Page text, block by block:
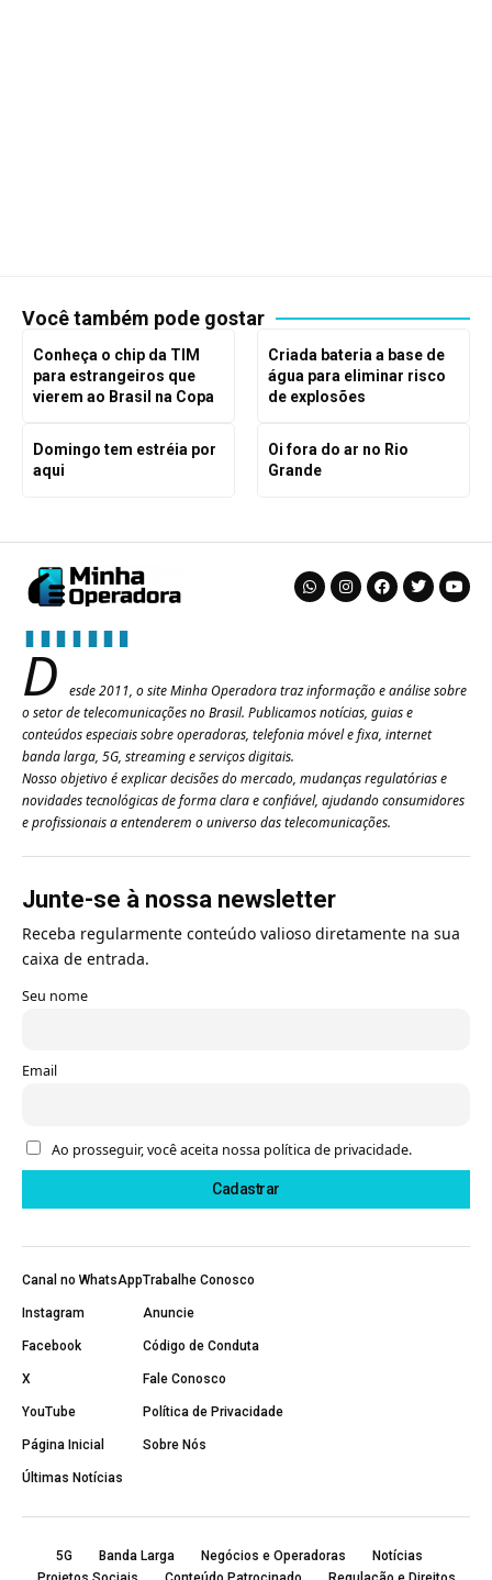
Você também pode gostar
Conheça o chip da TIM
para estrangeiros que
vierem ao Brasil na Copa
Criada bateria a base de
água para eliminar risco
de explosões
Domingo tem estréia por
aqui
Oi fora do ar no Rio
Grande
D
esde 2011, o site Minha Operadora traz informação e análise sobre
o setor de telecomunicações no Brasil. Publicamos notícias, guias e
conteúdos especiais sobre operadoras, telefonia móvel e fixa, internet
banda larga, 5G, streaming e serviços digitais.
Nosso objetivo é explicar decisões do mercado, mudanças regulatórias e
novidades tecnológicas de forma clara e confiável, ajudando consumidores
e profissionais a entenderem o universo das telecomunicações.
Junte-se à nossa newsletter
Receba regularmente conteúdo valioso diretamente na sua
caixa de entrada.
Seu nome
Email
Ao prosseguir, você aceita nossa política de privacidade.
Canal no WhatsApp
Instagram
Facebook
X
YouTube
Página Inicial
Últimas Notícias
Trabalhe Conosco
Anuncie
Código de Conduta
Fale Conosco
Política de Privacidade
Sobre Nós
5G Banda Larga Negócios e Operadoras
Notícias